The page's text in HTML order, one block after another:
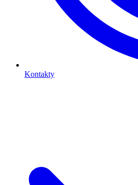
Kontakty